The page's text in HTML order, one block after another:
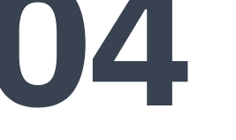
بحث AI